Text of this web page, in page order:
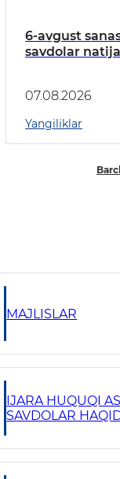
6-avgust
savdolar
07.08.2026
Yangiliklar
MAJLISLAR
IJARA HUQUQI
SAVDOLAR